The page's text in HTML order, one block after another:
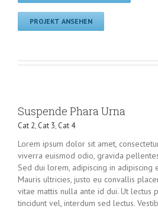
PROJEKT ANSEHEN
Suspende Phara Urna
Cat 2, Cat 3, Cat 4
Lorem ipsum dolor sit amet,
viverra euismod odio, gravida
Sed dui lorem, adipiscing in adipiscing
Mauris ultricies, justo eu convallis
vitae mattis nulla ante id dui. Ut lectus
tincidunt vel, interdum sed lectus.